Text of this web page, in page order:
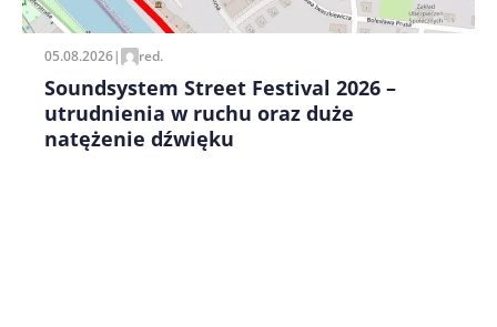
05.08.2026| red.
Soundsystem Street Festival 2026 –
utrudnienia w ruchu oraz duże
natężenie dźwięku